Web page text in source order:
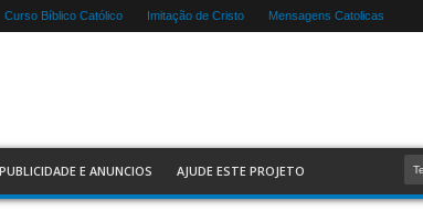
Curso Bíblico Católico Imitação de Cristo Mensagens Catolicas
PUBLICIDADE E ANUNCIOS AJUDE ESTE PROJETO